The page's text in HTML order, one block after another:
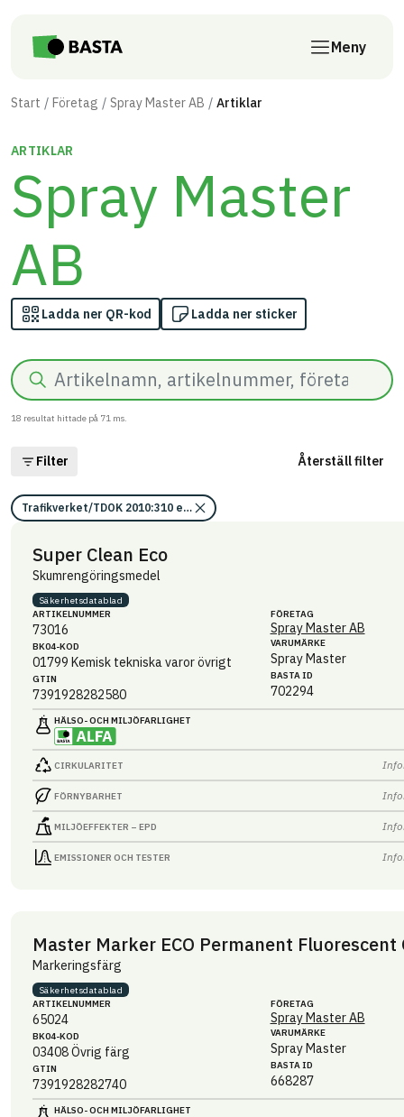
Meny
Start Företag Spray Master AB Artiklar
ARTIKLAR
Spray Master
AB
Ladda ner QR-kod Ladda ner sticker
Sök
18 resultat hittade på 71 ms.
Filter Återställ filter
Trafikverket/TDOK 2010:310 eller TDOK 2012:22/Kriterier för
Super Clean Eco
Skumrengöringsmedel
Säkerhets­datablad
ARTIKEL­NUMMER
73016
BK04-KOD
01799 Kemisk tekniska varor övrigt
GTIN
7391928282580
FÖRETAG
Spray Master AB
VARUMÄRKE
Spray Master
BASTA ID
702294
HÄLSO- OCH MILJÖ­FARLIGHET
CIRKULARITET
FÖRNYBARHET
MILJÖEFFEKTER – EPD
EMISSIONER OCH TESTER
Master Marker ECO Permanent Fluorescent
Markeringsfärg
Säkerhets­datablad
ARTIKEL­NUMMER
65024
BK04-KOD
03408Övrig färg
GTIN
7391928282740
FÖRETAG
Spray Master AB
VARUMÄRKE
Spray Master
BASTA ID
668287
HÄLSO- OCH MILJÖ­FARLIGHET